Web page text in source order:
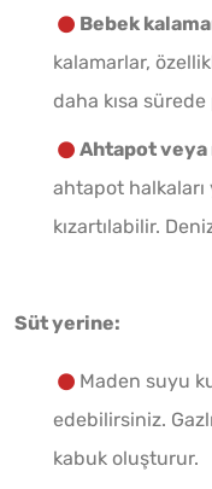
Bebek
kalamarlar,
daha kısa
Ahtapot veya
ahtapot
kızartılabilir.
Süt yerine:
Maden suyu
edebilirsiniz.
kabuk oluşturur.